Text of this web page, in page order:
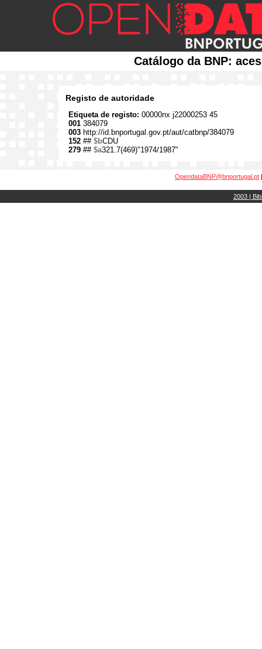
Catálogo da BNP:
Registo de autoridade
Etiqueta de registo: 00000nx j22000253 45
001 384079
003 http://id.bnportugal.gov.pt/aut/catbnp/384079
152 ## $bCDU
279 ## $a321.7(469)"1974/1987"
OpendataBNP@bnportugal.pt
2003 |